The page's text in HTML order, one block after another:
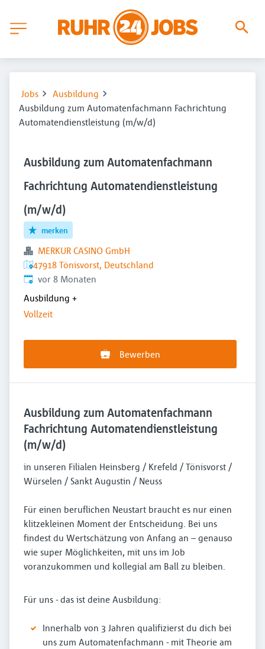
Jobs
Ausbildung
Ausbildung zum Automatenfachmann Fachrichtung
Automatendienstleistung (m/w/d)
Ausbildung zum Automatenfachmann
Fachrichtung Automatendienstleistung
(m/w/d)
merken
MERKUR CASINO GmbH
47918 Tönisvorst, Deutschland
Veröffentlicht:
vor 8 Monaten
Ausbildung +
Vollzeit
Bewerben
Ausbildung zum Automatenfachmann
Fachrichtung Automatendienstleistung
(m/w/d)
in unseren Filialen Heinsberg / Krefeld / Tönisvorst /
Würselen / Sankt Augustin / Neuss
Für einen beruflichen Neustart braucht es nur einen
klitzekleinen Moment der Entscheidung. Bei uns
findest du Wertschätzung von Anfang an – genauso
wie super Möglichkeiten, mit uns im Job
voranzukommen und kollegial am Ball zu bleiben.
Für uns - das ist deine Ausbildung:
Innerhalb von 3 Jahren qualifizierst du dich bei
uns zum Automatenfachmann - mit Theorie am